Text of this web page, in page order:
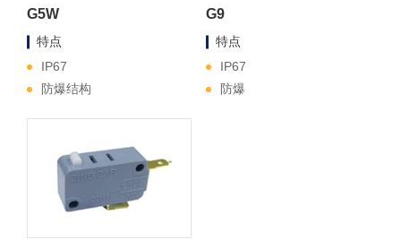
G5W
特点
IP67
防爆结构
G9
特点
IP67
防爆